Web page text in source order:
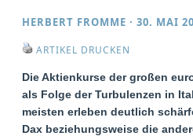
HERBERT FROMME ·30. MAI
ARTIKEL DRUCKEN
Die Aktienkurse der großen
als Folge der Turbulenzen in
meisten erleben deutlich
Dax beziehungsweise die